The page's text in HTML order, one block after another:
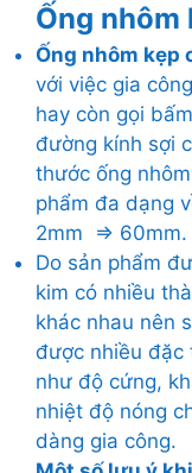
Ống nhôm
Ống nhôm kẹp
với việc gia
hay còn gọi
đường kính sợi
thước ống
phẩm đa dạng
2mm => 60mm.
Do sản phẩm
kim có nhiều
khác nhau nên
được nhiều đặc
như độ cứng,
nhiệt độ nóng
dàng gia công.